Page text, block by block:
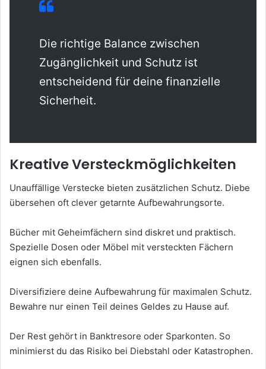
Die richtige Balance zwischen
Zugänglichkeit und Schutz ist
entscheidend für deine finanzielle
Sicherheit.
Kreative Versteckmöglichkeiten
Unauffällige Verstecke bieten zusätzlichen Schutz. Diebe
übersehen oft clever getarnte Aufbewahrungsorte.
Bücher mit Geheimfächern sind diskret und praktisch.
Spezielle Dosen oder Möbel mit versteckten Fächern
eignen sich ebenfalls.
Diversifiziere deine Aufbewahrung für maximalen Schutz.
Bewahre nur einen Teil deines Geldes zu Hause auf.
Der Rest gehört in Banktresore oder Sparkonten. So
minimierst du das Risiko bei Diebstahl oder Katastrophen.